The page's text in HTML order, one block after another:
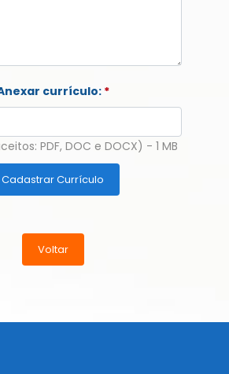
currículo: *
PDF, DOC e DOCX) - 1 MB
Cadastrar Currículo
Voltar